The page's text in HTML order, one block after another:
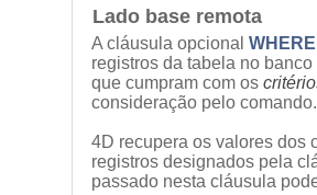
Lado base remota
A cláusula opcional
registros da tabela no
que cumpram com os
consideração pelo comando.
4D recupera os valores dos
registros designados pela
passado nesta cláusula